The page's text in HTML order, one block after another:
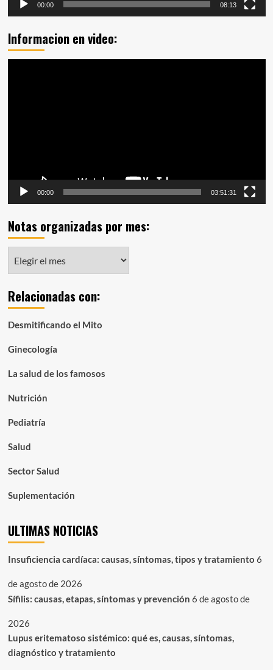
00:00 08:13
Informacion en video:
00:00 03:51:31
Notas organizadas por mes:
organizadas
mes:
Relacionadas con:
Desmitificando el Mito
Ginecología
La salud de los famosos
Nutrición
Pediatría
Salud
Sector Salud
Suplementación
ULTIMAS NOTICIAS
Insuficiencia cardíaca: causas, síntomas, tipos y tratamiento 6
de agosto de 2026
Sífilis: causas, etapas, síntomas y prevención 6 de agosto de
2026
Lupus eritematoso sistémico: qué es, causas, síntomas,
diagnóstico y tratamiento